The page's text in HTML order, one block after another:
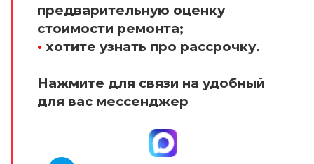
предварительную оценку
стоимости ремонта;
• хотите узнать про рассрочку.
Нажмите для связи на удобный
для вас мессенджер